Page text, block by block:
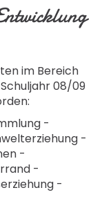
im Bereich
08/09
-
-
-
-
-